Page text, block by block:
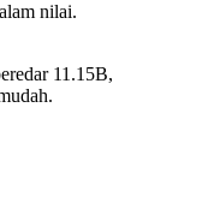
nilai.
11.15B,